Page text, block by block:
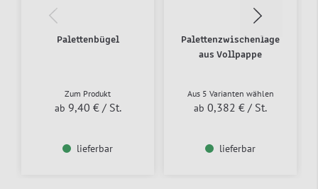
Palettenbügel
Zum Produkt
ab 9,40 € / St.
lieferbar
Palettenzwischenlage
aus Vollpappe
Aus 5 Varianten wählen
ab 0,382 € / St.
lieferbar